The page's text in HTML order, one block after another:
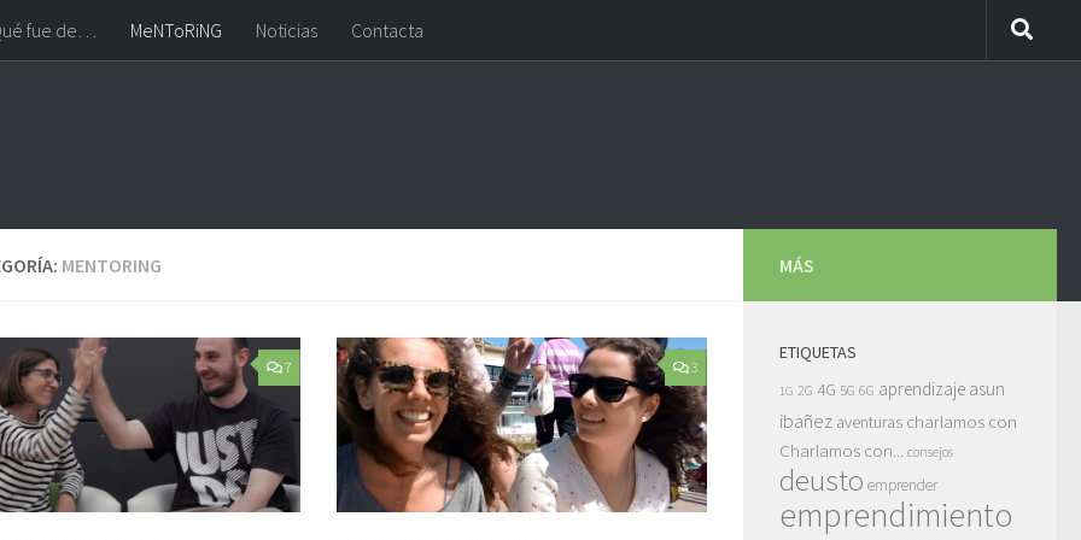
fue de… MeNToRiNG Noticias Contacta
MENTORING
7 3
MÁS
ETIQUETAS
1G 2G 4G 5G 6G aprendizaje asun
ibañez aventuras charlamos con
Charlamos con... consejos
deusto emprender
emprendimiento